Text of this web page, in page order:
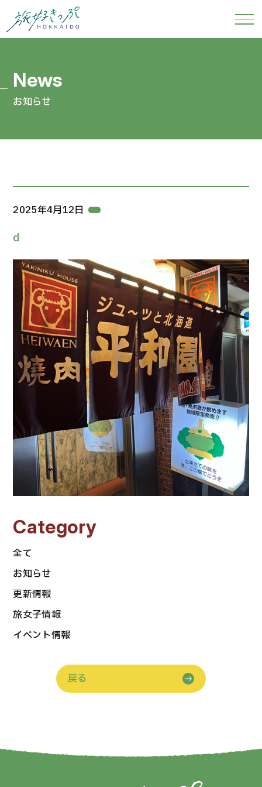
お知らせ
2025年4月12日
d
Category
全て
お知らせ
更新情報
旅女子情報
イベント情報
戻る